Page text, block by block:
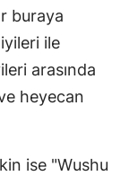
Sakarya
Samsun
buraya
ile
arasında
heyecan
ise "Wushu